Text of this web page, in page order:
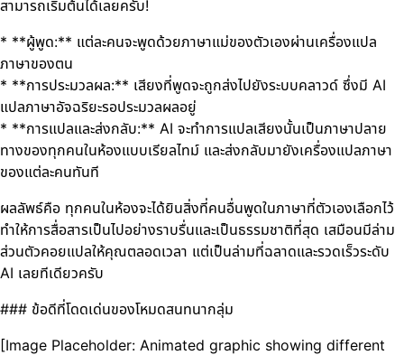
สามารถเริ่มต้นได้เลยครับ!
* **ผู้พูด:** แต่ละคนจะพูดด้วยภาษาแม่ของตัวเองผ่านเครื่องแปล
ภาษาของตน
* **การประมวลผล:** เสียงที่พูดจะถูกส่งไปยังระบบคลาวด์ ซึ่งมี AI
แปลภาษาอัจฉริยะรอประมวลผลอยู่
* **การแปลและส่งกลับ:** AI จะทำการแปลเสียงนั้นเป็นภาษาปลาย
ทางของทุกคนในห้องแบบเรียลไทม์ และส่งกลับมายังเครื่องแปลภาษา
ของแต่ละคนทันที
ผลลัพธ์คือ ทุกคนในห้องจะได้ยินสิ่งที่คนอื่นพูดในภาษาที่ตัวเองเลือกไว้
ทำให้การสื่อสารเป็นไปอย่างราบรื่นและเป็นธรรมชาติที่สุด เสมือนมีล่าม
ส่วนตัวคอยแปลให้คุณตลอดเวลา แต่เป็นล่ามที่ฉลาดและรวดเร็วระดับ
AI เลยทีเดียวครับ
### ข้อดีที่โดดเด่นของโหมดสนทนากลุ่ม
[Image Placeholder: Animated graphic showing different